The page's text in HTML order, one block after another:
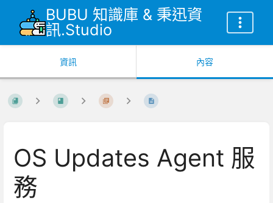
BUBU 知識庫 & 秉迅資
訊.Studio
資訊 內容
OS Updates Agent 服
務